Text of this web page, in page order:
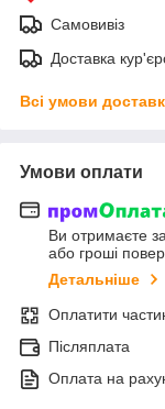
Самовивіз
Доставка
Всі умови
Умови оплати
Ви отримаєте
або гроші
Детальніше
Оплатити
Післяплата
Оплата на